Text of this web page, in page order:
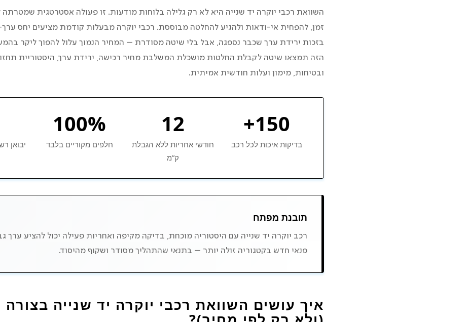
מה חשוב לבדוק לפני שקונים?
איך יודעים שהקילומטראז’ אמיתי?
SUV יוקרה: משפחה מול שימוש עירוני
SUV יוקרה יד שנייה מול רכב פנאי חדש
השוואה לפי בטיחות ומערכות סיוע לנהג
השוואה לפי אמינות בלי להמר
השוואת רכבי יוקרה יד שנייה היא לא רק גלילה בלוחות מודעות. זו פעולה אסטרטגית שמטרתה
זמן, להפחית אי-ודאות ולהגיע להחלטה מבוססת. רכבי יוקרה מבעלות קודמת מציעים יחס
בזכות ירידת ערך שכבר נספגה, אבל בלי שיטה מסודרת – המחיר הנמוך עלול להפוך ליקר
הזה תמצאו שיטה לקבלת החלטות מושכלת המשלבת מחיר רכישה, ירידת ערך, היסטוריית
ובטיחות, מימון ועלות חודשית אמיתית.
150+
בדיקות איכות לכל רכב
12
חודשי אחריות ללא הגבלת
ק”מ
100%
חלפים מקוריים בלבד יבואן
תובנת מפתח
רכב יוקרה יד שנייה עם היסטוריה מוכחת, בדיקה מקיפה ואחריות פעילה יכול להציע ערך
פנאי חדש בקטגוריה זולה יותר – בתנאי שהתהליך מסודר ושקוף מהיסוד.
איך עושים השוואת רכבי יוקרה יד שנייה